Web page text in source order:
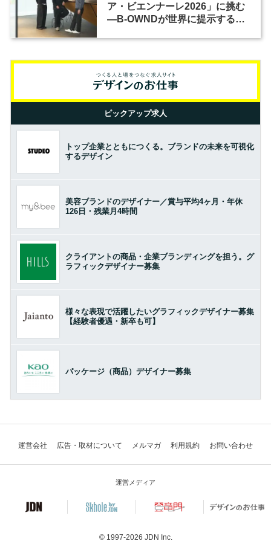
ア・ビエンナーレ2026」に挑む
―B-OWNDが世界に提示する美
ピックアップ求人
トップ企業とともにつくる。ブランドの未来を可視化
するデザイン
美容ブランドのデザイナー／賞与平均4ヶ月・年休
126日・残業月4時間
クライアントの商品・企業ブランディングを担う。グ
ラフィックデザイナー募集
様々な表現で活躍したいグラフィックデザイナー募集
【経験者優遇・新卒も可】
パッケージ（商品）デザイナー募集
運営会社 広告・取材について メルマガ 利用規約 お問い合わせ
運営メディア
© 1997-2026 JDN Inc.